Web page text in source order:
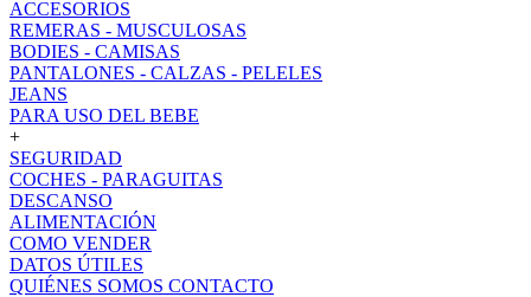
ACCESORIOS
REMERAS - MUSCULOSAS
BODIES - CAMISAS
PANTALONES - CALZAS - PELELES
JEANS
PARA USO DEL BEBE
+
SEGURIDAD
COCHES - PARAGUITAS
DESCANSO
ALIMENTACIÓN
COMO VENDER
DATOS ÚTILES
QUIÉNES SOMOS CONTACTO